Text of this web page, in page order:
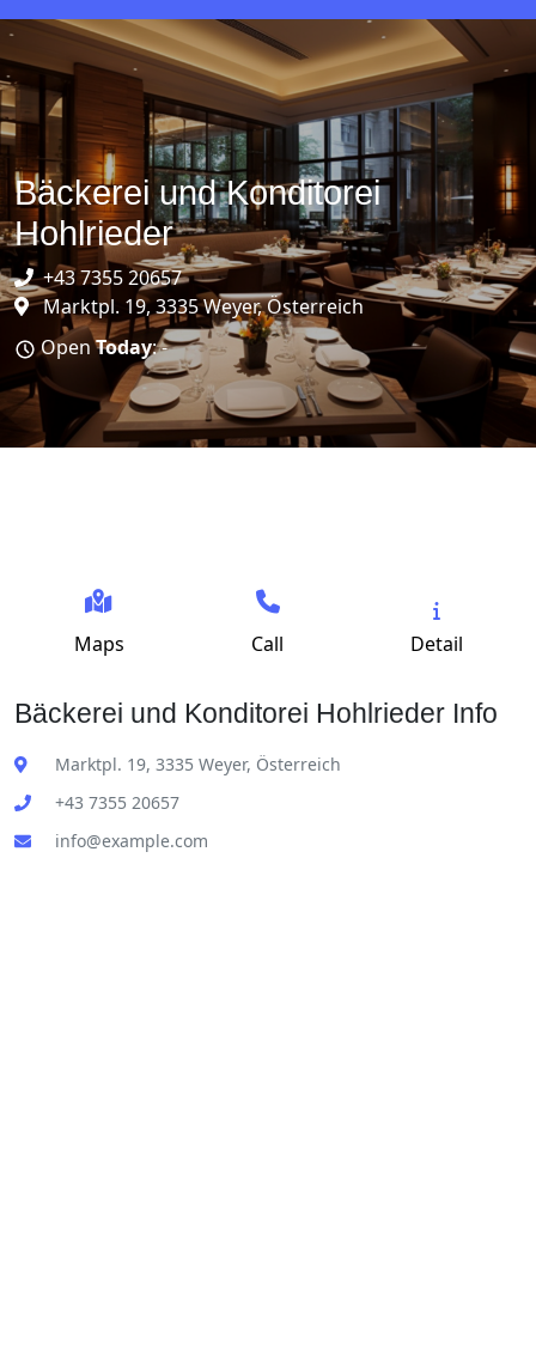
Bäckerei und Konditorei
Hohlrieder
+43 7355 20657
Marktpl. 19, 3335 Weyer, Österreich
OpenToday: -
Maps Call Detail
Bäckerei und Konditorei Hohlrieder Info
Marktpl. 19, 3335 Weyer, Österreich
+43 7355 20657
info@example.com